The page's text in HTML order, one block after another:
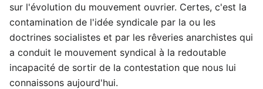
sur l'évolution du mouvement ouvrier. Certes, c'est la
contamination de l'idée syndicale par la ou les
doctrines socialistes et par les rêveries anarchistes qui
a conduit le mouvement syndical à la redoutable
incapacité de sortir de la contestation que nous lui
connaissons aujourd'hui.